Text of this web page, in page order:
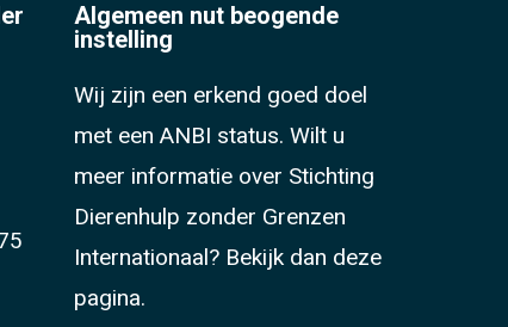
Algemeen nut beogende
instelling
Wij zijn een erkend goed doel
met een ANBI status. Wilt u
meer informatie over Stichting
Dierenhulp zonder Grenzen
Internationaal? Bekijk dan deze
pagina.